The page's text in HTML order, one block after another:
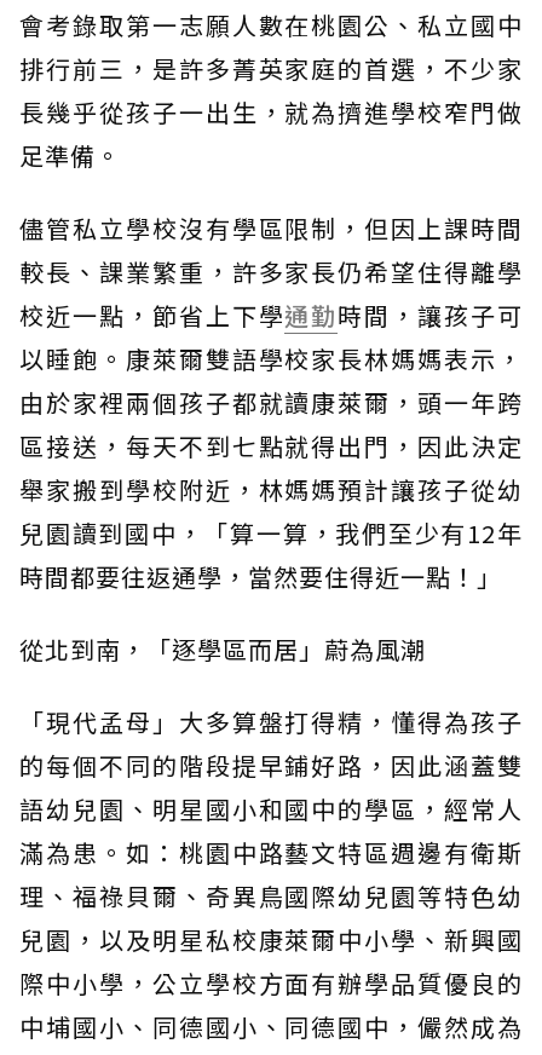
會考錄取第一志願人數在桃園公、私立國中
排行前三，是許多菁英家庭的首選，不少家
長幾乎從孩子一出生，就為擠進學校窄門做
足準備。
儘管私立學校沒有學區限制，但因上課時間
較長、課業繁重，許多家長仍希望住得離學
校近一點，節省上下學通勤時間，讓孩子可
以睡飽。康萊爾雙語學校家長林媽媽表示，
由於家裡兩個孩子都就讀康萊爾，頭一年跨
區接送，每天不到七點就得出門，因此決定
舉家搬到學校附近，林媽媽預計讓孩子從幼
兒園讀到國中，「算一算，我們至少有12年
時間都要往返通學，當然要住得近一點！」
從北到南，「逐學區而居」蔚為風潮
「現代孟母」大多算盤打得精，懂得為孩子
的每個不同的階段提早鋪好路，因此涵蓋雙
語幼兒園、明星國小和國中的學區，經常人
滿為患。如：桃園中路藝文特區週邊有衛斯
理、福祿貝爾、奇異鳥國際幼兒園等特色幼
兒園，以及明星私校康萊爾中小學、新興國
際中小學，公立學校方面有辦學品質優良的
中埔國小、同德國小、同德國中，儼然成為